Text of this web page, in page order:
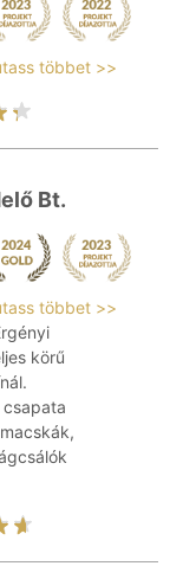
többet >>
Bt.
többet >>
körű